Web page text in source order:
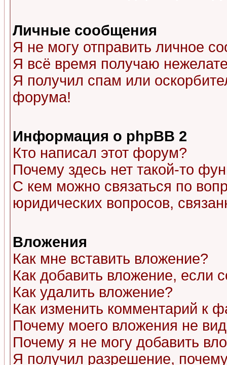
Личные сообщения
Я не могу отправить личное
Я всё время получаю
Я получил спам или
форума!
Информация о phpBB 2
Кто написал этот форум?
Почему здесь нет такой-то
С кем можно связаться по
юридических вопросов,
Вложения
Как мне вставить вложение?
Как добавить вложение, если
Как удалить вложение?
Как изменить комментарий к
Почему моего вложения не
Почему я не могу добавить
Я получил разрешение,